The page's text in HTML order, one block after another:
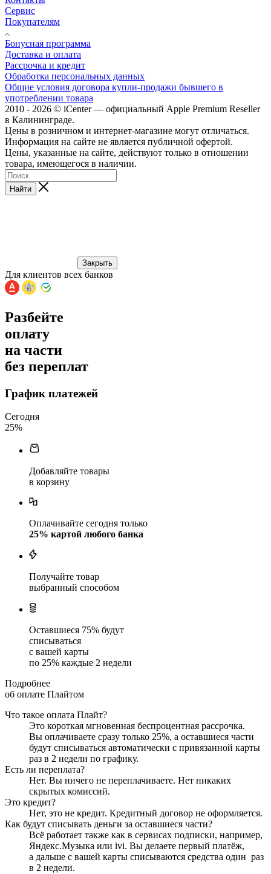
Сервис
Покупателям
Бонусная программа
Доставка и оплата
Рассрочка и кредит
Обработка персональных данных
Общие условия договора купли-продажи бывшего в
употреблении товара
2010 - 2026 © iCenter — официальный Apple Premium Reseller
в Калининграде.
Цены в розничном и интернет-магазине могут отличаться.
Информация на сайте не является публичной офертой.
Цены, указанные на сайте, действуют только в отношении
товара, имеющегося в наличии.
Найти
Закрыть
Для клиентов всех банков
Разбейте
оплату
на части
без переплат
График платежей
Сегодня
25%
Добавляйте товары
в корзину
Оплачивайте сегодня только
25% картой любого банка
Получайте товар
выбранный способом
Оставшиеся 75% будут
списываться
с вашей карты
по 25% каждые 2 недели
Подробнее
об оплате Плайтом
Что такое оплата Плайт?
Это короткая мгновенная беспроцентная рассрочка.
Вы оплачиваете сразу только 25%, а оставшиеся части
будут списываться автоматически с привязанной карты
раз в 2 недели по графику.
Есть ли переплата?
Нет. Вы ничего не переплачиваете. Нет никаких
скрытых комиссий.
Это кредит?
Нет, это не кредит. Кредитный договор не оформляется.
Как будут списывать деньги за оставшиеся части?
Всё работает также как в сервисах подписки, например,
Яндекс.Музыка или ivi. Вы делаете первый платёж,
а дальше с вашей карты списываются средства один раз
в 2 недели.